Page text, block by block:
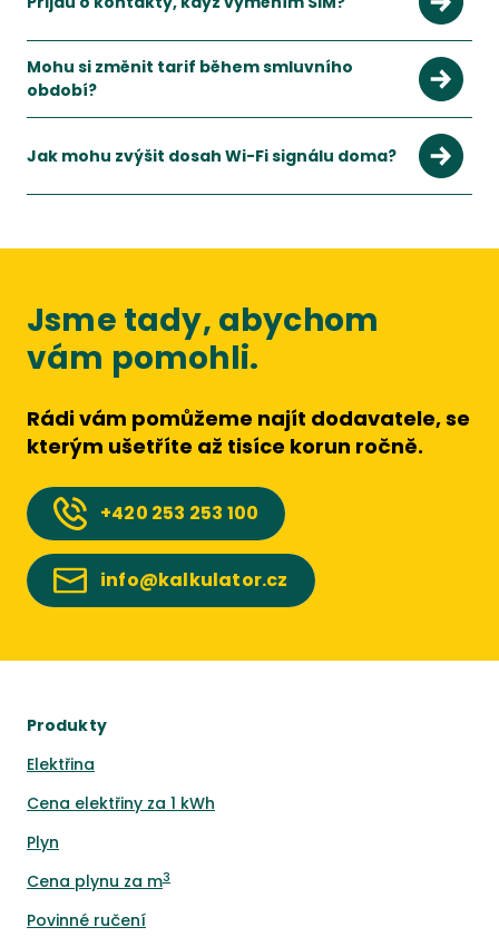
Mohu si změnit tarif během smluvního
období?
Ano, většina operátorů umožňuje změnu tarifu, obvykle
Jak mohu zvýšit dosah Wi-Fi signálu doma?
Umístěte router do středu domácnosti, použijte Wi-Fi
Jsme tady, abychom
vám pomohli.
Rádi vám pomůžeme najít dodavatele, se
kterým ušetříte až tisíce korun ročně.
+420 253 253 100
info@kalkulator.cz
Produkty
Elektřina
Cena elektřiny za 1 kWh
Plyn
Cena plynu za m3
Povinné ručení